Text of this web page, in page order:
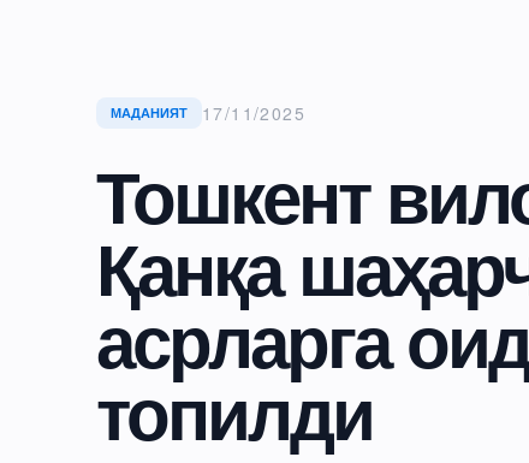
МАДАНИЯТ 17/11/2025
Тошкент
Қанқа
асрларга
топилди